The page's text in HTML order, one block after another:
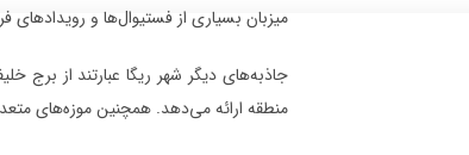
میزبان بسیاری از فستیوال‌ها و
منطقه ارائه می‌دهد. همچنین موزه‌های